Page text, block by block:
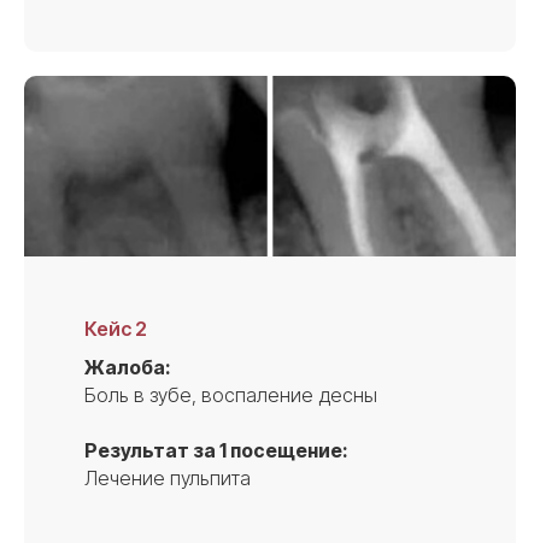
Кейс 2
Жалоба:
Боль в зубе, воспаление десны
Результат за 1 посещение:
Лечение пульпита